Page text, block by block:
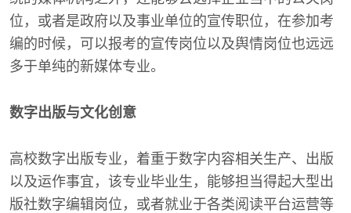
位，或者是政府以及事业单位的宣传职位，在参加考
编的时候，可以报考的宣传岗位以及舆情岗位也远远
多于单纯的新媒体专业。
数字出版与文化创意
高校数字出版专业，着重于数字内容相关生产、出版
以及运作事宜，该专业毕业生，能够担当得起大型出
版社数字编辑岗位，或者就业于各类阅读平台运营等